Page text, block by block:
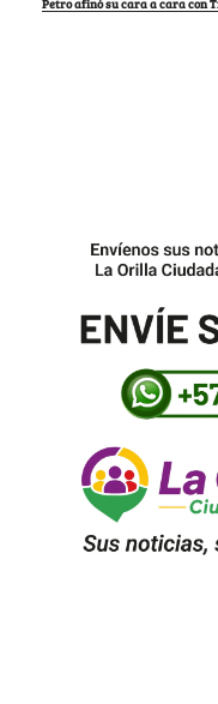
Petro afinó su cara a cara con